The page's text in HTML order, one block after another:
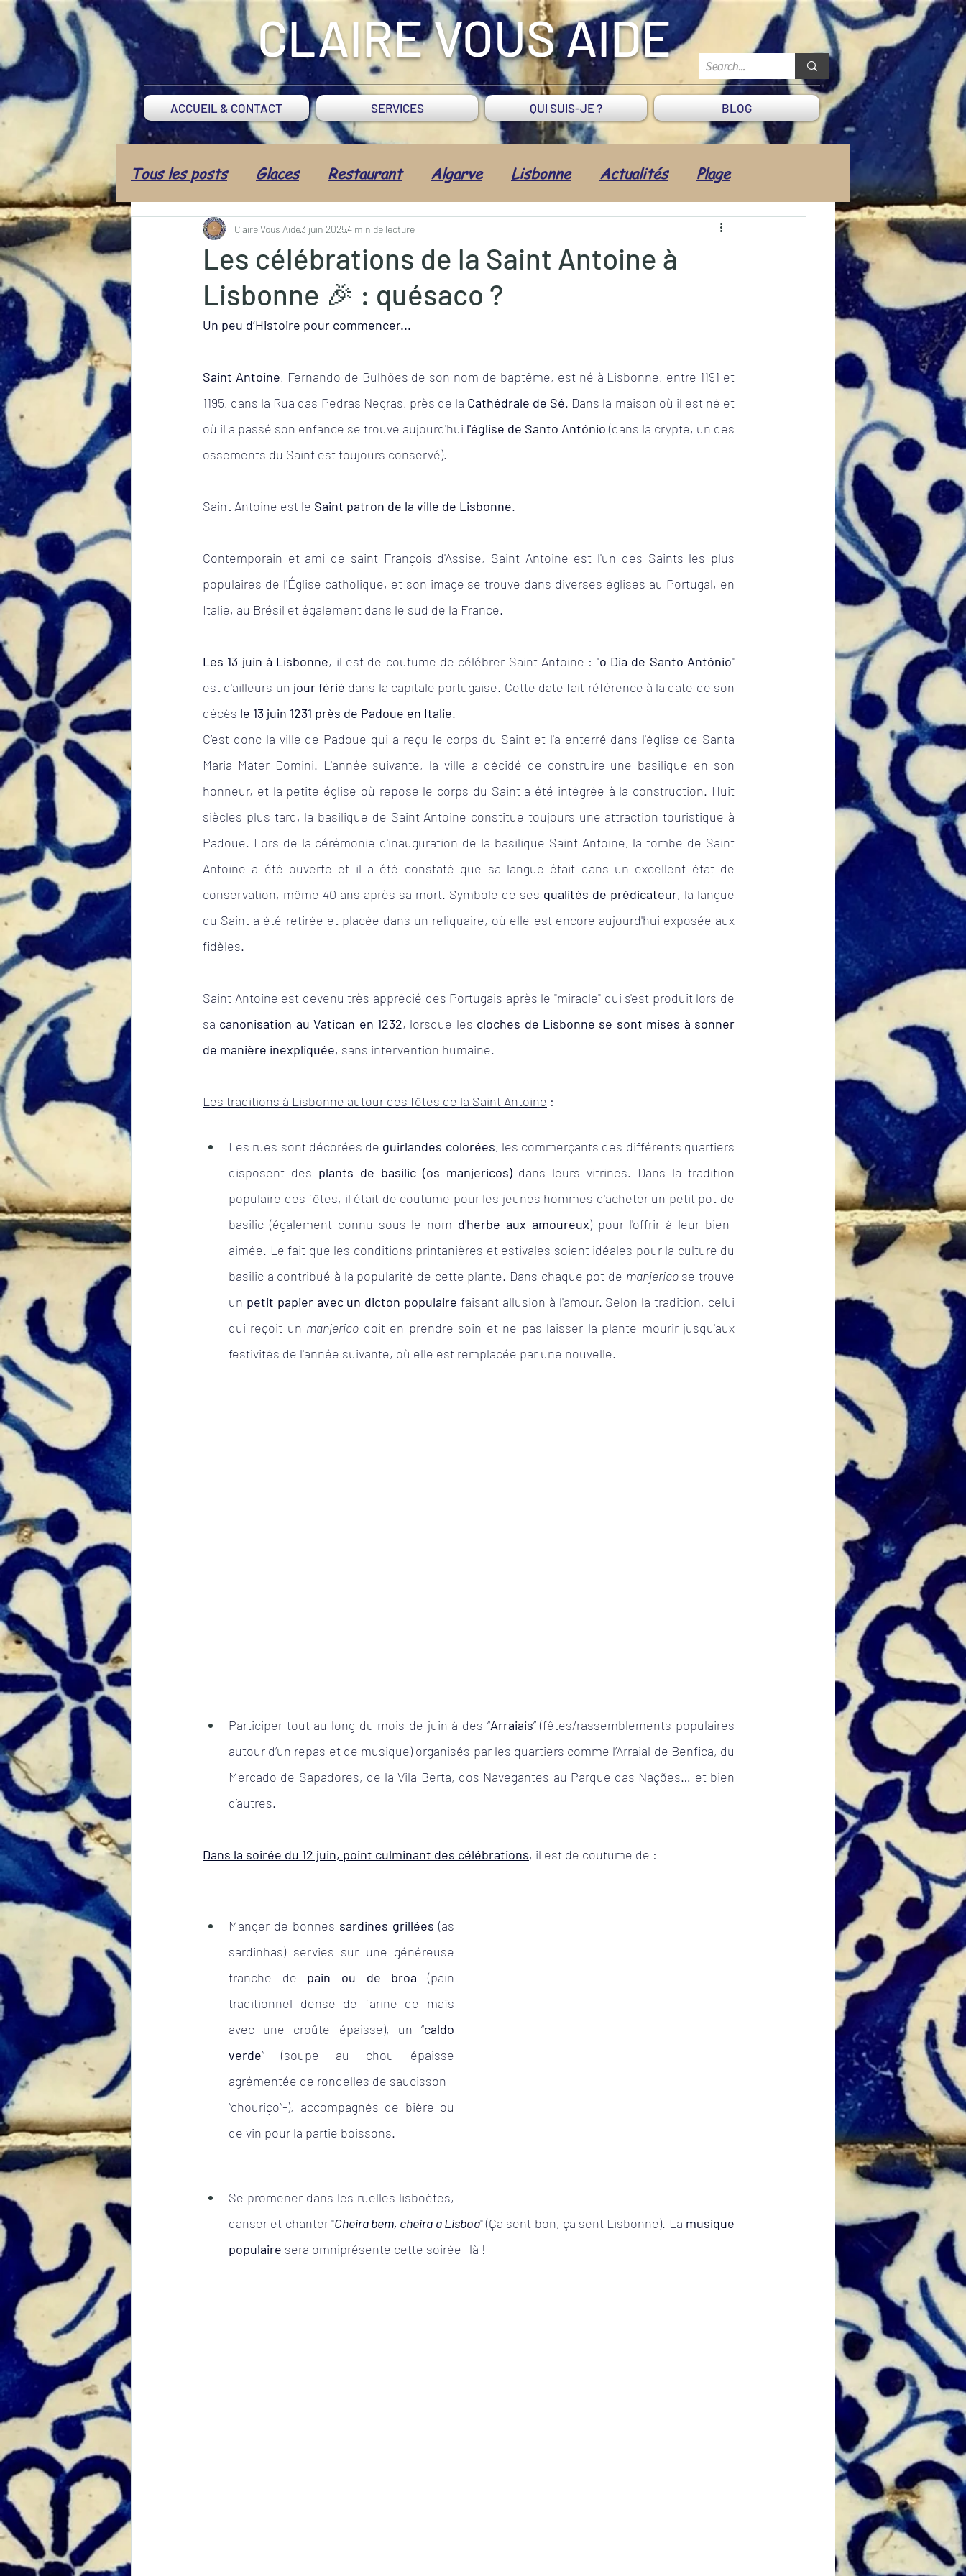
CLAIRE VOUS AIDE
ACCUEIL & CONTACT SERVICES QUI SUIS-JE ? BLOG
Tous les posts Glaces Restaurant Algarve Lisbonne Actualités Plage
Balade Jardin Alimentation
Loisirs Culture Administratif Santé/Bien-être
Expatriation Élections Événements Economie
Les célébrations de la Saint Antoine à
Lisbonne 🎉 : quésaco ?
Claire Vous Aide3 juin 20254 min de lecture
Un peu d’Histoire pour commencer...
Saint Antoine, Fernando de Bulhões de son nom de baptême, est né à Lisbonne, entre 1191 et
1195, dans la Rua das Pedras Negras, près de la Cathédrale de Sé. Dans la maison où il est né et
où il a passé son enfance se trouve aujourd'hui l'église de Santo António (dans la crypte, un des
ossements du Saint est toujours conservé).
Saint Antoine est le Saint patron de la ville de Lisbonne.
Contemporain et ami de saint François d'Assise, Saint Antoine est l'un des Saints les plus
populaires de l'Église catholique, et son image se trouve dans diverses églises au Portugal, en
Italie, au Brésil et également dans le sud de la France.
Les 13 juin à Lisbonne, il est de coutume de célébrer Saint Antoine : "o Dia de Santo António"
est d'ailleurs un jour férié dans la capitale portugaise. Cette date fait référence à la date de son
décès le 13 juin 1231 près de Padoue en Italie.
C’est donc la ville de Padoue qui a reçu le corps du Saint et l'a enterré dans l'église de Santa
Maria Mater Domini. L'année suivante, la ville a décidé de construire une basilique en son
honneur, et la petite église où repose le corps du Saint a été intégrée à la construction. Huit
siècles plus tard, la basilique de Saint Antoine constitue toujours une attraction touristique à
Padoue. Lors de la cérémonie d'inauguration de la basilique Saint Antoine, la tombe de Saint
Antoine a été ouverte et il a été constaté que sa langue était dans un excellent état de
conservation, même 40 ans après sa mort. Symbole de ses qualités de prédicateur, la langue
du Saint a été retirée et placée dans un reliquaire, où elle est encore aujourd'hui exposée aux
fidèles.
Saint Antoine est devenu très apprécié des Portugais après le "miracle" qui s'est produit lors de
sa canonisation au Vatican en 1232, lorsque les cloches de Lisbonne se sont mises à sonner
de manière inexpliquée, sans intervention humaine.
Les traditions à Lisbonne autour des fêtes de la Saint Antoine :
Les rues sont décorées de guirlandes colorées, les commerçants des différents quartiers
disposent des plants de basilic (os manjericos) dans leurs vitrines. Dans la tradition
populaire des fêtes, il était de coutume pour les jeunes hommes d'acheter un petit pot de
basilic (également connu sous le nom d'herbe aux amoureux) pour l'offrir à leur bien-
aimée. Le fait que les conditions printanières et estivales soient idéales pour la culture du
basilic a contribué à la popularité de cette plante. Dans chaque pot de manjerico se trouve
un petit papier avec un dicton populaire faisant allusion à l'amour. Selon la tradition, celui
qui reçoit un manjerico doit en prendre soin et ne pas laisser la plante mourir jusqu'aux
festivités de l'année suivante, où elle est remplacée par une nouvelle.
Participer tout au long du mois de juin à des “Arraiais” (fêtes/rassemblements populaires
autour d’un repas et de musique) organisés par les quartiers comme l’Arraial de Benfica, du
Mercado de Sapadores, de la Vila Berta, dos Navegantes au Parque das Nações… et bien
d’autres.
Dans la soirée du 12 juin, point culminant des célébrations, il est de coutume de :
Manger de bonnes sardines grillées (as
sardinhas) servies sur une généreuse
tranche de pain ou de broa (pain
traditionnel dense de farine de maïs
avec une croûte épaisse), un “caldo
verde” (soupe au chou épaisse
agrémentée de rondelles de saucisson -
“chouriço”-), accompagnés de bière ou
de vin pour la partie boissons.
Se promener dans les ruelles lisboètes,
danser et chanter "Cheira bem, cheira a Lisboa" (Ça sent bon, ça sent Lisbonne). La musique
populaire sera omniprésente cette soirée- là !